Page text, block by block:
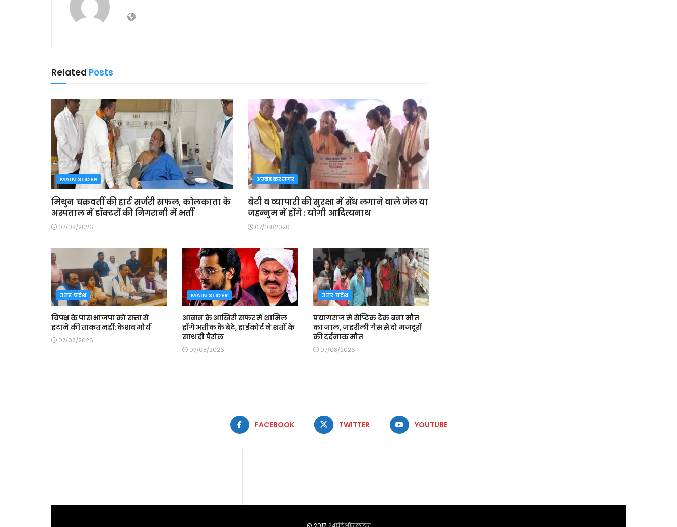
Related Posts
MAIN SLIDER
मिथुन चक्रवर्ती की हार्ट सर्जरी सफल, कोलकाता के
अस्पताल में डॉक्टरों की निगरानी में भर्ती
07/08/2026
अम्बेडकरनगर
बेटी व व्यापारी की सुरक्षा में सेंध लगाने वाले जेल या
जहन्नुम में होंगे : योगी आदित्यनाथ
07/08/2026
उत्तर प्रदेश
विपक्ष के पास भाजपा को सत्ता से
हटाने की ताकत नहीं: केशव मौर्य
07/08/2026
MAIN SLIDER
आबान के आखिरी सफर में शामिल
होंगे अतीक के बेटे, हाईकोर्ट ने शर्तों के
साथ दी पैरोल
07/08/2026
उत्तर प्रदेश
प्रयागराज में सेप्टिक टैंक बना मौत
का जाल, जहरीली गैस से दो मजदूरों
की दर्दनाक मौत
07/08/2026
FACEBOOK TWITTER YOUTUBE